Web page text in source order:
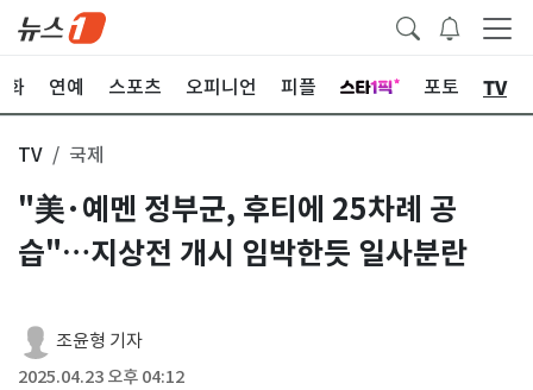
화 연예 스포츠 오피니언 피플 포토 TV
TV 국제
"美·예멘 정부군, 후티에 25차례 공
습"…지상전 개시 임박한듯 일사분란
조윤형 기자
2025.04.23 오후 04:12